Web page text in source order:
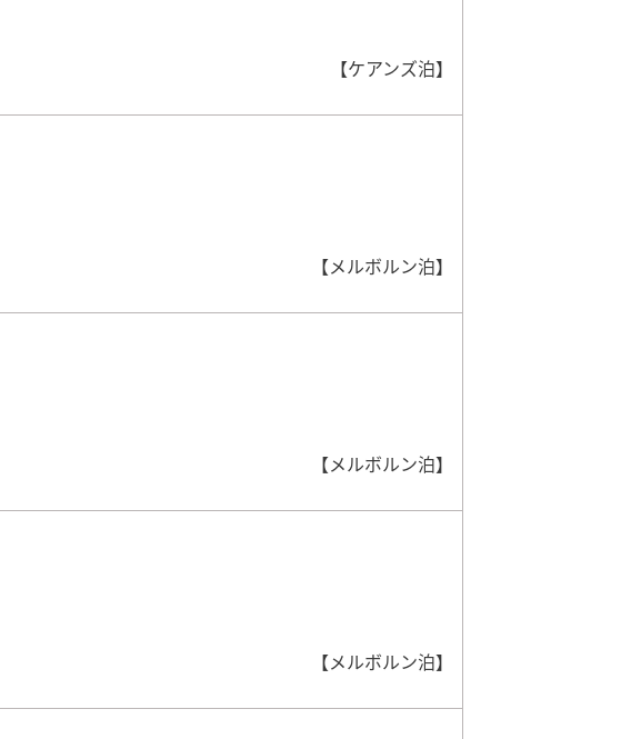
【ケアンズ泊】
【メルボルン泊】
【メルボルン泊】
【メルボルン泊】